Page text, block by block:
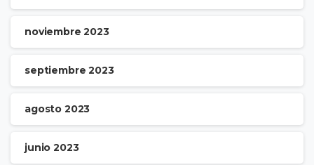
noviembre 2023
septiembre 2023
agosto 2023
junio 2023